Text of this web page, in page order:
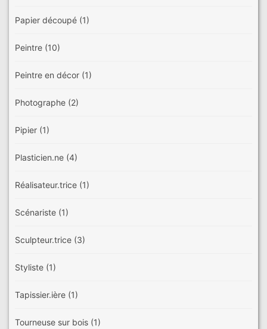
Papier découpé (1)
Peintre (10)
Peintre en décor (1)
Photographe (2)
Pipier (1)
Plasticien.ne (4)
Réalisateur.trice (1)
Scénariste (1)
Sculpteur.trice (3)
Styliste (1)
Tapissier.ière (1)
Tourneuse sur bois (1)